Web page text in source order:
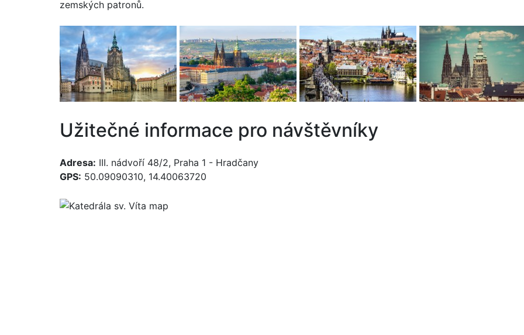
zemských patronů.
Užitečné informace pro návštěvníky
Adresa: III. nádvoří 48/2, Praha 1 - Hradčany
GPS: 50.09090310, 14.40063720